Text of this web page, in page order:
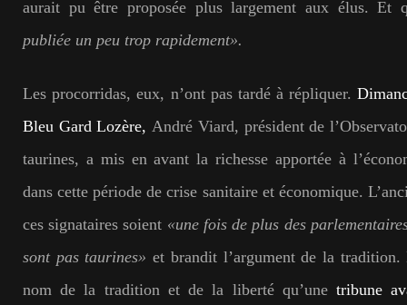
aurait pu être proposée plus largement aux élus. Et
publiée un peu trop rapidement».
Les procorridas, eux, n’ont pas tardé à répliquer.
Bleu Gard Lozère, André Viard, président de
taurines, a mis en avant la richesse apportée à
dans cette période de crise sanitaire et économique.
ces signataires soient «une fois de plus des
sont pas taurines» et brandit l’argument de la tradition.
nom de la tradition et de la liberté qu’unetribune